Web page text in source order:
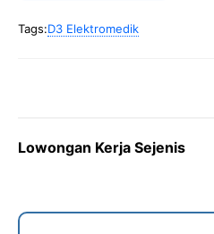
Tags:D3 Elektromedik
Lowongan Kerja Sejenis